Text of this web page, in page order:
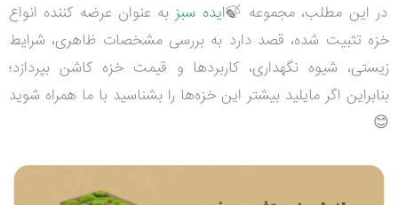
در این مطلب، مجموعه 🍃ایده سبزبه عنوان عرضه کننده انواع
خزه تثبیت شده، قصد دارد به بررسی مشخصات ظاهری، شرایط
زیستی، شیوه نگهداری، کاربردها و قیمت خزه کاشن بپردازد؛
بنابراین اگر مایلید بیشتر این خزه‌ها را بشناسید با ما همراه شوید
😊